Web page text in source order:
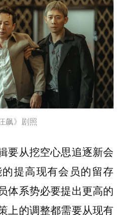
飙》剧照
要从挖空心思追逐新会
提高现有会员的留存
体系势必要提出更高的
上的调整都需要从现有